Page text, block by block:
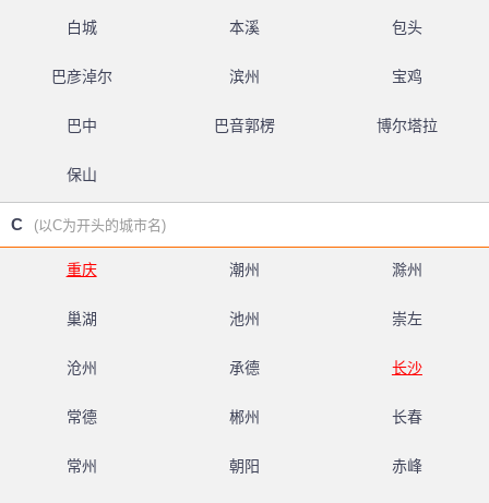
白城 本溪 包头
巴彦淖尔 滨州 宝鸡
巴中 巴音郭楞 博尔塔拉
保山
C (以C为开头的城市名)
重庆 潮州 滁州
巢湖 池州 崇左
沧州 承德 长沙
常德 郴州 长春
常州 朝阳 赤峰